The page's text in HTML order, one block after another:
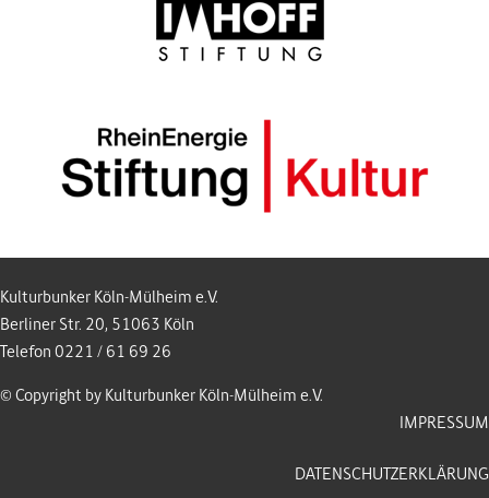
Kulturbunker Köln-Mülheim e.V.
Berliner Str. 20, 51063 Köln
Telefon 0221 / 61 69 26
© Copyright by Kulturbunker Köln-Mülheim e.V.
IMPRESSUM
DATENSCHUTZERKLÄRUNG